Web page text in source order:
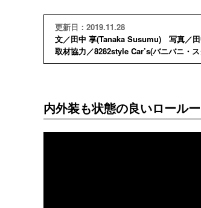
更新日：2019.11.28
文／田中 享(Tanaka Susumu) 写真／
取材協力／8282style Car’s(バニバニ
内外装も状態の良いロール